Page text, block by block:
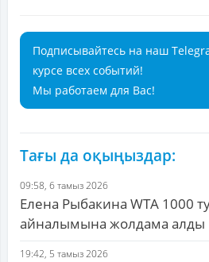
Подписывайтесь на наш
курсе всех событий!
Мы работаем для Вас!
Тағы да оқыңыздар:
09:58, 6 тамыз 2026
Елена Рыбакина WTA 1000
айналымына жолдама алды
19:42, 5 тамыз 2026